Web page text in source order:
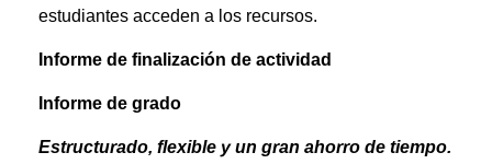
estudiantes acceden a los recursos.
Informe de finalización de actividad
Informe de grado
Estructurado, flexible y un gran ahorro de tiempo.